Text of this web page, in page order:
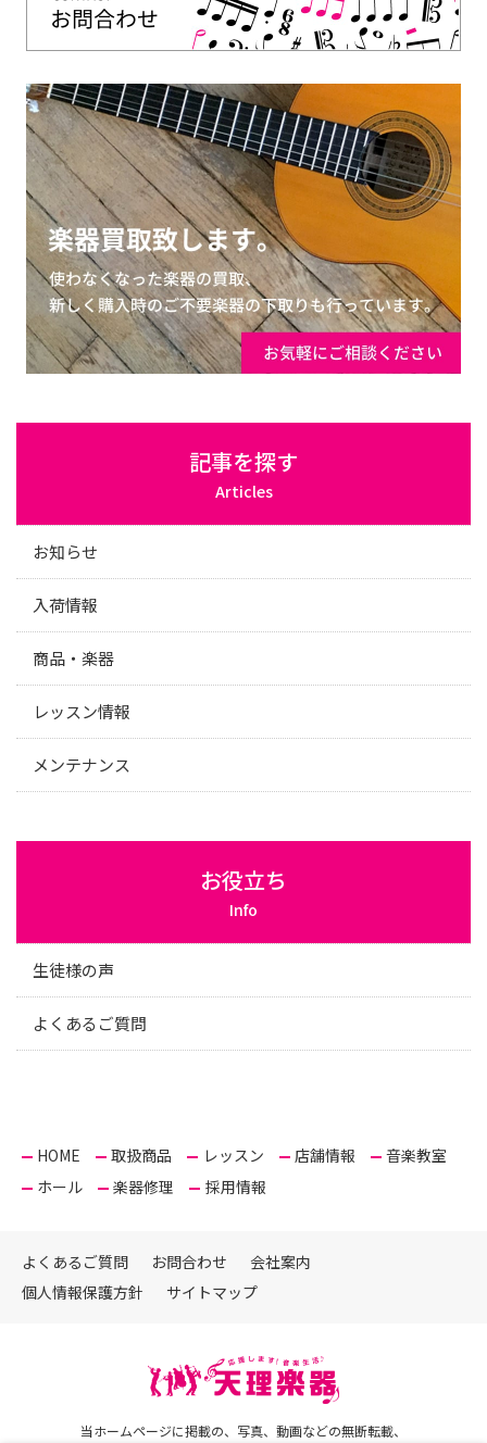
記事を探す
Articles
お知らせ
入荷情報
商品・楽器
レッスン情報
メンテナンス
お役立ち
Info
生徒様の声
よくあるご質問
HOME 取扱商品 レッスン 店舗情報
音楽教室
ホール
楽器修理 採用情報
よくあるご質問 お問合わせ
会社案内
個人情報保護方針
サイトマップ
当ホームページに掲載の、写真、動画などの無断転載、